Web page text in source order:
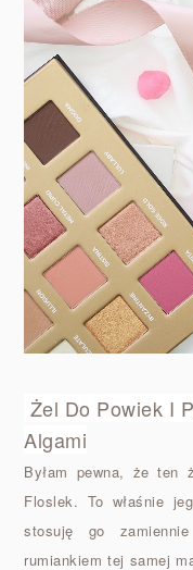
Żel Do Powiek I
Algami
Byłam pewna, że ten
Floslek. To właśnie
stosuję go
rumiankiem tej samej